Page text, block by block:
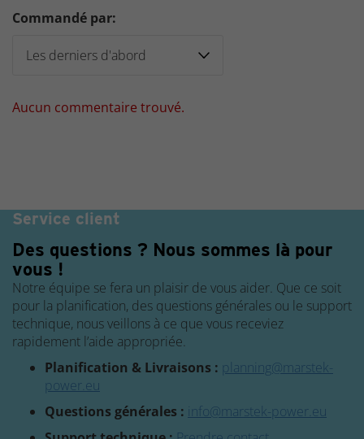
Commandé par:
Aucun commentaire trouvé.
Service client
Des questions ? Nous sommes là pour
vous !
Notre équipe se fera un plaisir de vous aider. Que ce soit
pour la planification, des questions générales ou le support
technique, nous veillons à ce que vous receviez
rapidement l’aide appropriée.
Planification & Livraisons : planning@marstek-
power.eu
Questions générales :
info@marstek-power.eu